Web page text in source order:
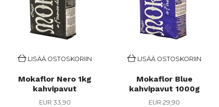
LISÄÄ OSTOSKORIIN
Mokaflor Nero 1kg
kahvipavut
EUR 33,90
LISÄÄ OSTOSKORIIN
Mokaflor Blue
kahvipavut 1000g
EUR 29,90